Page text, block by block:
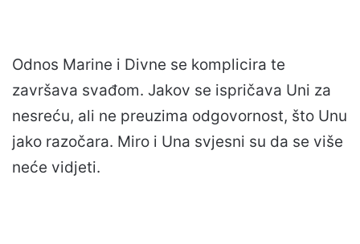
Odnos Marine i Divne se komplicira te
završava svađom. Jakov se ispričava Uni za
nesreću, ali ne preuzima odgovornost, što Unu
jako razočara. Miro i Una svjesni su da se više
neće vidjeti.